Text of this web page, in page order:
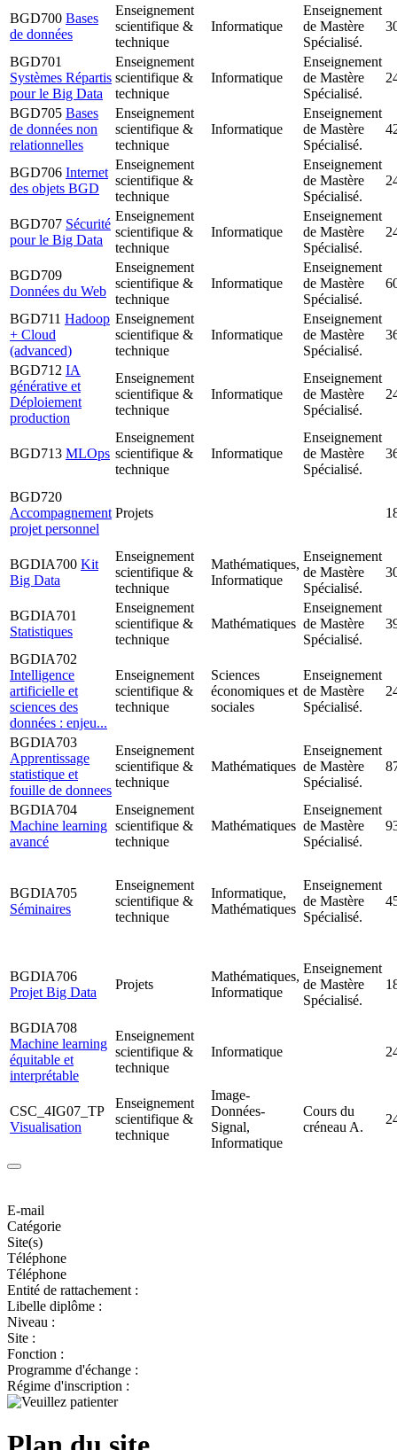
BGD700 Bases
de données
Enseignement
scientifique &
technique
Informatique
Enseignement
de Mastère
Spécialisé.
BGD701
Systèmes Répartis
pour le Big Data
Enseignement
scientifique &
technique
Informatique
Enseignement
de Mastère
Spécialisé.
BGD705 Bases
de données non
relationnelles
Enseignement
scientifique &
technique
Informatique
Enseignement
de Mastère
Spécialisé.
BGD706 Internet
des objets BGD
Enseignement
scientifique &
technique
Enseignement
de Mastère
Spécialisé.
BGD707 Sécurité
pour le Big Data
Enseignement
scientifique &
technique
Informatique
Enseignement
de Mastère
Spécialisé.
BGD709
Données du Web
Enseignement
scientifique &
technique
Informatique
Enseignement
de Mastère
Spécialisé.
BGD711 Hadoop
+ Cloud
(advanced)
Enseignement
scientifique &
technique
Informatique
Enseignement
de Mastère
Spécialisé.
BGD712 IA
générative et
Déploiement
production
Enseignement
scientifique &
technique
Informatique
Enseignement
de Mastère
Spécialisé.
BGD713 MLOps
Enseignement
scientifique &
technique
Informatique
Enseignement
de Mastère
Spécialisé.
BGD720
Accompagnement
projet personnel
Projets
BGDIA700 Kit
Big Data
Enseignement
scientifique &
technique
Mathématiques,
Informatique
Enseignement
de Mastère
Spécialisé.
BGDIA701
Statistiques
Enseignement
scientifique &
technique
Mathématiques
Enseignement
de Mastère
Spécialisé.
BGDIA702
Intelligence
artificielle et
sciences des
données : enjeu...
Enseignement
scientifique &
technique
Sciences
économiques et
sociales
Enseignement
de Mastère
Spécialisé.
BGDIA703
Apprentissage
statistique et
fouille de donnees
Enseignement
scientifique &
technique
Mathématiques
Enseignement
de Mastère
Spécialisé.
BGDIA704
Machine learning
avancé
Enseignement
scientifique &
technique
Mathématiques
Enseignement
de Mastère
Spécialisé.
BGDIA705
Séminaires
Enseignement
scientifique &
technique
Informatique,
Mathématiques
Enseignement
de Mastère
Spécialisé.
BGDIA706
Projet Big Data
Projets
Mathématiques,
Informatique
Enseignement
de Mastère
Spécialisé.
BGDIA708
Machine learning
équitable et
interprétable
Enseignement
scientifique &
technique
Informatique
CSC_4IG07_TP
Visualisation
Enseignement
scientifique &
technique
Image-
Données-
Signal,
Informatique
Cours du
créneau A.
E-mail
Catégorie
Site(s)
Téléphone
Téléphone
Entité de rattachement :
Libelle diplôme :
Niveau :
Site :
Fonction :
Programme d'échange :
Régime d'inscription :